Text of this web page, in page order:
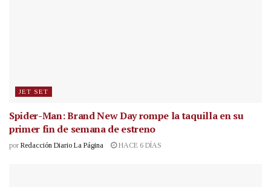
JET SET
Spider-Man: Brand New Day rompe la taquilla en su
primer fin de semana de estreno
por Redacción Diario La Página HACE 6 DÍAS